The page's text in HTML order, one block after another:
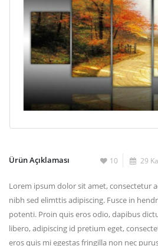
Ürün Açıklaması 10 29
Lorem ipsum dolor sit amet, consectetur
nibh sed elimttis adipiscing. Fusce in
potenti. Proin quis eros odio, dapibus
libero, adipiscing id pretium eget,
eros quis mi egestas fringilla non nec